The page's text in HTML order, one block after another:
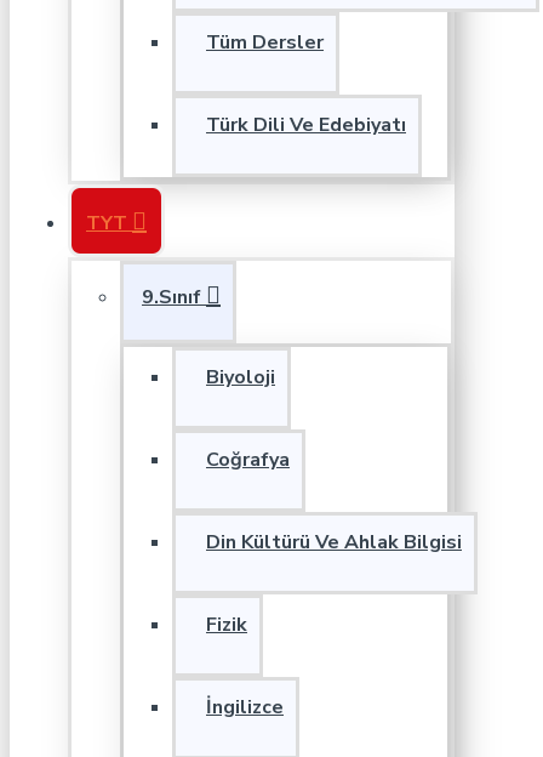
Tüm Dersler
Türk Dili Ve Edebiyatı
TYT
9.Sınıf
Biyoloji
Coğrafya
Din Kültürü Ve Ahlak Bilgisi
Fizik
İngilizce